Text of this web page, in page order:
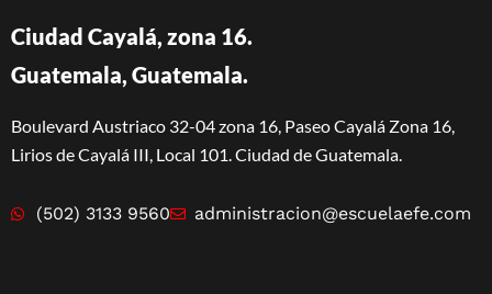
Ciudad Cayalá, zona 16.
Guatemala, Guatemala.
Boulevard Austriaco 32-04 zona 16, Paseo Cayalá Zona 16,
Lirios de Cayalá III, Local 101. Ciudad de Guatemala.
(502) 3133 9560 administracion@escuelaefe.com